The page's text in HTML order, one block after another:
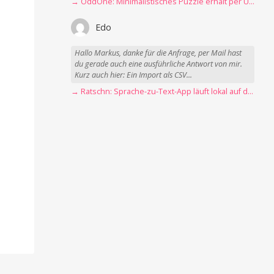
Edo
Hallo Markus, danke für die Anfrage, per Mail hast
du gerade auch eine ausführliche Antwort von mir.
Kurz auch hier: Ein Import als CSV...
→ Ratschn: Sprache-zu-Text-App läuft lokal auf dem Mac